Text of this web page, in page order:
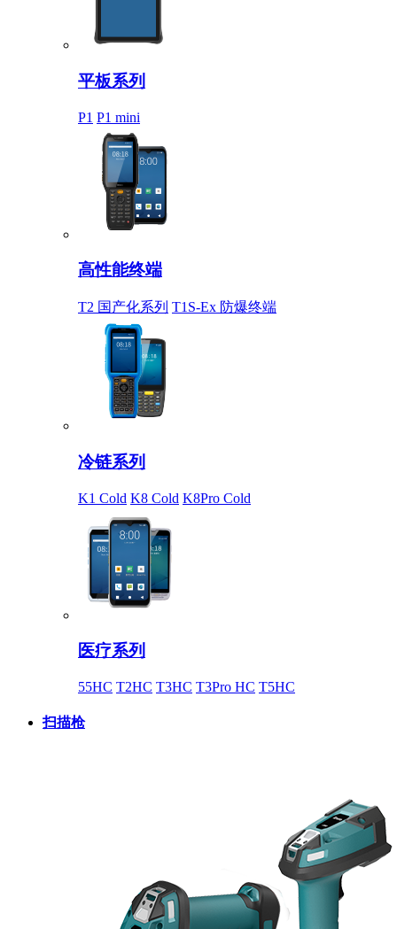
平板系列
P1 P1 mini
高性能终端
T2 国产化系列 T1S-Ex 防爆终端
冷链系列
K1 Cold K8 Cold K8Pro Cold
医疗系列
55HC T2HC T3HC T3Pro HC T5HC
扫描枪